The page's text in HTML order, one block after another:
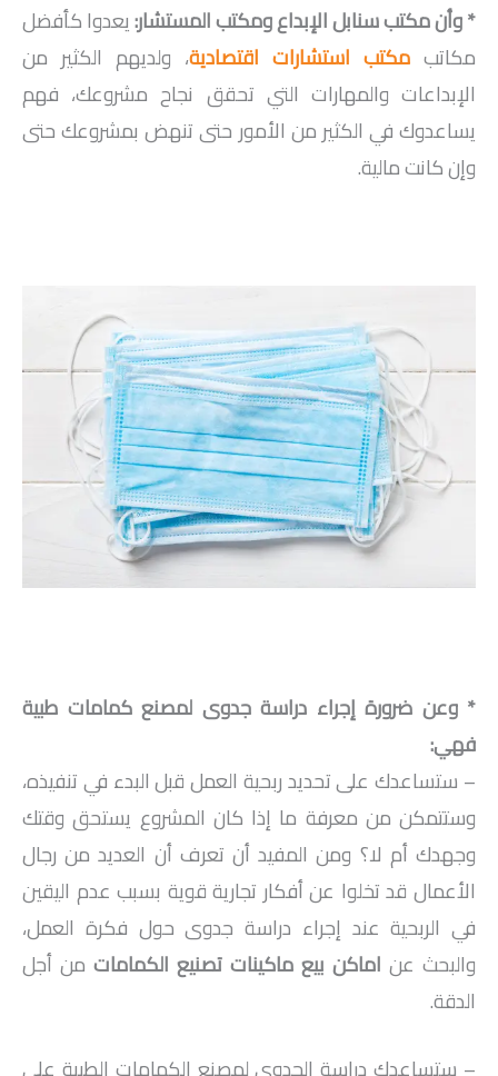
* وأن مكتب سنابل الإبداع ومكتب المستشار:يعدوا كأفضل
مكاتب مكتب استشارات اقتصادية، ولديهم الكثير من
الإبداعات والمهارات التي تحقق نجاح مشروعك، فهم
يساعدوك في الكثير من الأمور حتى تنهض بمشروعك حتى
وإن كانت مالية.
* وعن ضرورة إجراء دراسة جدوى لمصنع كمامات طبية
فهي:
– ستساعدك على تحديد ربحية العمل قبل البدء في تنفيذه،
وستتمكن من معرفة ما إذا كان المشروع يستحق وقتك
وجهدك أم لا؟ ومن المفيد أن تعرف أن العديد من رجال
الأعمال قد تخلوا عن أفكار تجارية قوية بسبب عدم اليقين
في الربحية عند إجراء دراسة جدوى حول فكرة العمل،
والبحث عن اماكن بيع ماكينات تصنيع الكمامات من أجل
الدقة.